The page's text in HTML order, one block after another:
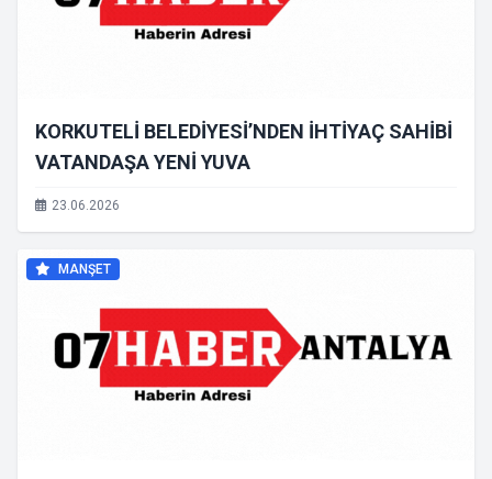
KORKUTELİ BELEDİYESİ’NDEN İHTİYAÇ SAHİBİ
VATANDAŞA YENİ YUVA
23.06.2026
MANŞET